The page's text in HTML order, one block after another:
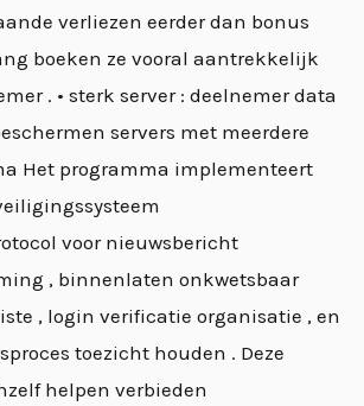
verliezen eerder dan bonus
boeken ze vooral aantrekkelijk
. • sterk server : deelnemer data
servers met meerdere
Het programma implementeert
voor nieuwsbericht
, binnenlaten onkwetsbaar
, login verificatie organisatie , en
toezicht houden . Deze
helpen verbieden